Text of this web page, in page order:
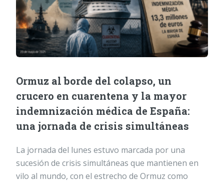
Ormuz al borde del colapso, un
crucero en cuarentena y la mayor
indemnización médica de España:
una jornada de crisis simultáneas
La jornada del lunes estuvo marcada por una
sucesión de crisis simultáneas que mantienen en
vilo al mundo, con el estrecho de Ormuz como